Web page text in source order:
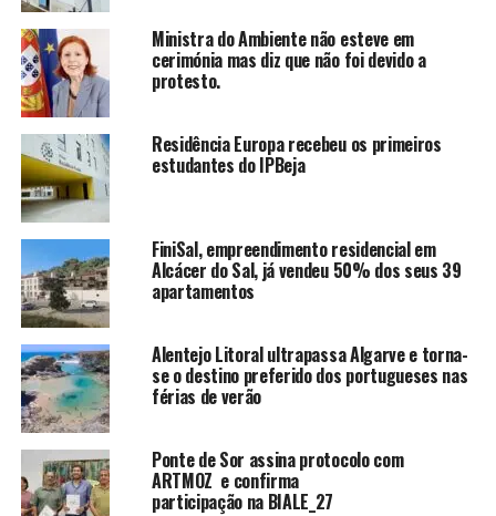
Ministra do Ambiente não esteve em
cerimónia mas diz que não foi devido a
protesto.
Residência Europa recebeu os primeiros
estudantes do IPBeja
FiniSal, empreendimento residencial em
Alcácer do Sal, já vendeu 50% dos seus 39
apartamentos
Alentejo Litoral ultrapassa Algarve e torna-
se o destino preferido dos portugueses nas
férias de verão
Ponte de Sor assina protocolo com
ARTMOZ e confirma
participação na BIALE_27